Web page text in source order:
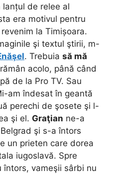
lanțul de relee al
era motivul pentru
la Timișoara.
şi textul ştirii, m-
. Trebuia să mă
acolo, până când
de la Pro TV. Sau
am îndesat în geantă
perechi de şosete şi l-
şi el. Graţian ne-a
şi s-a întors
un prieten care dorea
iugoslavă. Spre
întors, vameşii sârbi nu